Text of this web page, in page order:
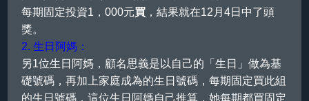
每期固定投資1，000元買 ，結果就在12月4日中了頭
獎。
2. 生日阿媽：
另1位生日阿媽，顧名思義是以自己的「生日」做為基
礎號碼，再加上家庭成為的生日號碼，每期固定買此組
的生日號碼，這位生日阿媽自己推算，她每期都買固定